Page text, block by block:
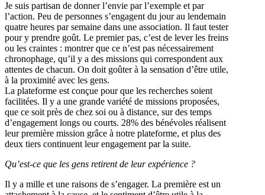
Je suis partisan de donner l’envie par l’exemple et par
l’action. Peu de personnes s’engagent du jour au lendemain
quatre heures par semaine dans une association. Il faut tester
pour y prendre goût. Le premier pas, c’est de lever les freins
ou les craintes : montrer que ce n’est pas nécessairement
chronophage, qu’il y a des missions qui correspondent aux
attentes de chacun. On doit goûter à la sensation d’être utile,
à la proximité avec les gens.
La plateforme est conçue pour que les recherches soient
facilitées. Il y a une grande variété de missions proposées,
que ce soit près de chez soi ou à distance, sur des temps
d’engagement longs ou courts. 28% des bénévoles réalisent
leur première mission grâce à notre plateforme, et plus des
deux tiers continuent leur engagement par la suite.
Qu’est-ce que les gens retirent de leur expérience ?
Il y a mille et une raisons de s’engager. La première est un